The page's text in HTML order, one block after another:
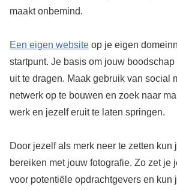
maakt onbemind.
Een eigen websiteop je eigen
startpunt. Je basis om jouw
uit te dragen. Maak gebruik van social
netwerk op te bouwen en zoek naar
werk en jezelf eruit te laten springen.
Door jezelf als merk neer te zetten kun
bereiken met jouw fotografie. Zo zet je
voor potentiële opdrachtgevers en kun